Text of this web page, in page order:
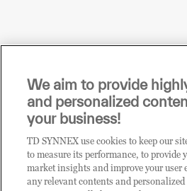
Sei un rivenditore di tecnologia
i prodotti o le soluzioni
CLICCA QUI E
CLIENTE TD
We aim to provide
and personalized
your business!
TD SYNNEX use cookies to keep our
to measure its performance, to provide
market insights and improve your user
any relevant contents and